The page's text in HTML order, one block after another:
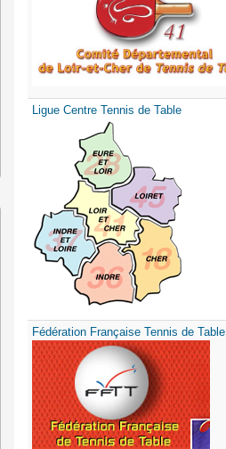
Ligue Centre Tennis de Table
Fédération Française Tennis de Table